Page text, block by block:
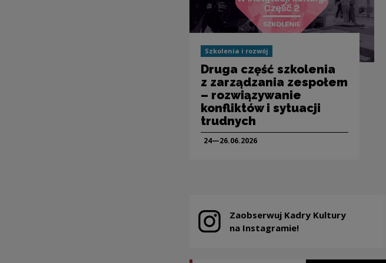
Szkolenia i rozwój
Druga część szkolenia
z zarządzania zespołem
– rozwiązywanie
konfliktów i sytuacji
trudnych
24—26.06.2026
Zaobserwuj Kadry Kultury
na Instagramie!
Note, the link will open in a new window